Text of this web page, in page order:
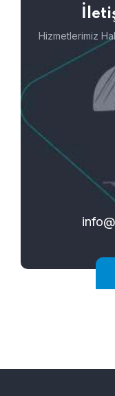
Hizmetlerimiz